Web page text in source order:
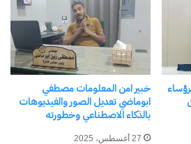
الأهل، المتاحة بالفعل في
أدوات السلامة التي تشمل
تطبيق YouTube Kids للأطفال الأصغر سناً، وتطبيق
Google Family Link الذي يتيح للوالدين إدارة
وتصفية المحتوى،
على أجهزتهم الرقمية.
خبير امن المعلومات مصطفي
ابوماضي تعديل الصور والفيديوهات
بالذكاء الاصطناعي وخطورته
27 أغسطس، 2025